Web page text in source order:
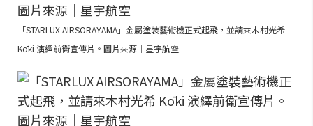
「STARLUX AIRSORAYAMA」金屬塗裝藝術機正式起飛，並請來木村光希
Kōki 演繹前衛宣傳片。圖片來源｜星宇航空